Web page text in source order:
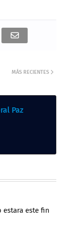
MÁS RECIENTES
Paz
estara este fin